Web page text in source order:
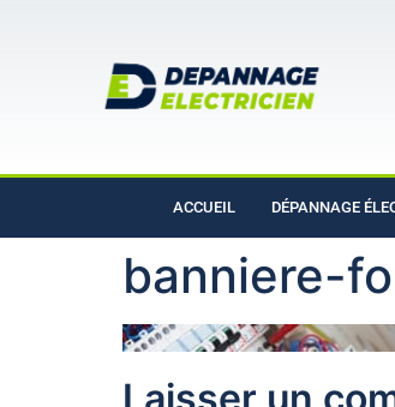
ACCUEIL DÉPANNAGE
banniere-